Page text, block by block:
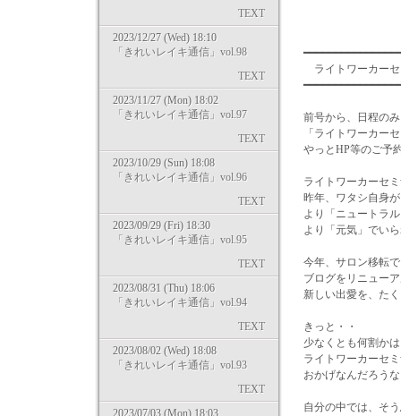
TEXT
2023/12/27 (Wed) 18:10
「きれいレイキ通信」vol.98
TEXT
2023/11/27 (Mon) 18:02
「きれいレイキ通信」vol.97
TEXT
2023/10/29 (Sun) 18:08
「きれいレイキ通信」vol.96
TEXT
2023/09/29 (Fri) 18:30
「きれいレイキ通信」vol.95
TEXT
2023/08/31 (Thu) 18:06
「きれいレイキ通信」vol.94
TEXT
2023/08/02 (Wed) 18:08
「きれいレイキ通信」vol.93
TEXT
2023/07/03 (Mon) 18:03
ライトワーカーセ
前号から、日程の
「ライトワーカー
やっとHP等のご予
ライトワーカーセ
昨年、ワタシ自身
より「ニュートラ
より「元気」でい
今年、サロン移転
ブログをリニュー
新しい出愛を、た
きっと・・
少なくとも何割か
ライトワーカーセ
おかげなんだろう
自分の中では、そ